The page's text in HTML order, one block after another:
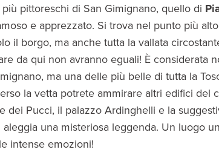
pittoreschi di San Gimignano, quello di
e apprezzato. Si trova nel punto più
il borgo, ma anche tutta la vallata
da qui non avranno eguali! È considerata
ma una delle più belle di tutta la
la vetta potrete ammirare altri edifici del
dei Pucci, il palazzo Ardinghelli e la
aleggia una misteriosa leggenda. Un luogo
intense emozioni!